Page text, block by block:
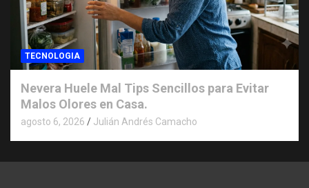
TECNOLOGIA
Nevera Huele Mal Tips Sencillos para Evitar
Malos Olores en Casa.
agosto 6, 2026 Julián Andrés Camacho